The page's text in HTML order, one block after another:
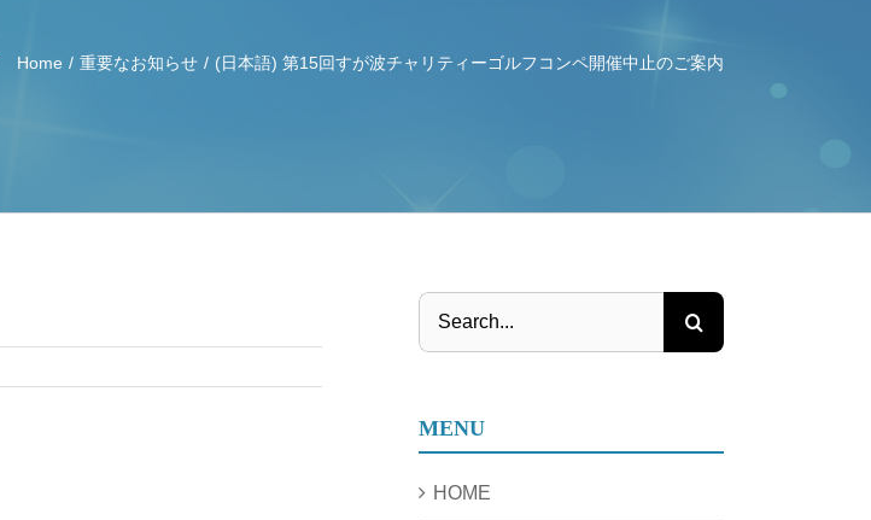
Home / 重要なお知らせ / (日本語) 第15回すが波チャリティーゴルフコンペ開催中止のご案内
Search
MENU
HOME